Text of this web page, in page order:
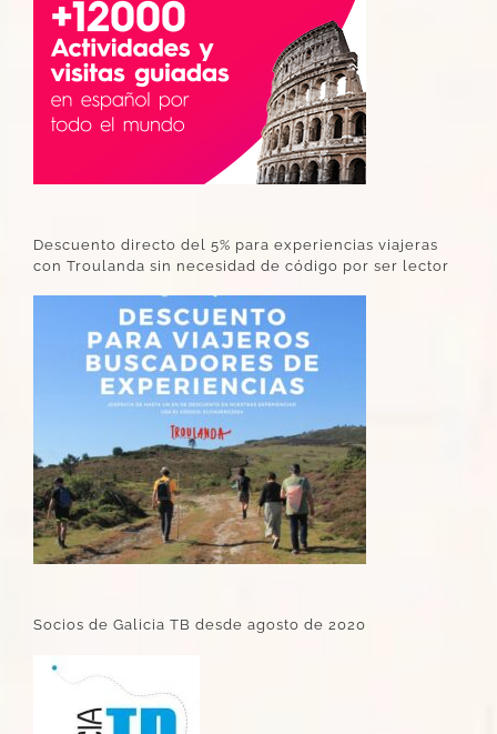
Descuento directo del 5% para experiencias viajeras
con Troulanda sin necesidad de código por ser lector
Socios de Galicia TB desde agosto de 2020